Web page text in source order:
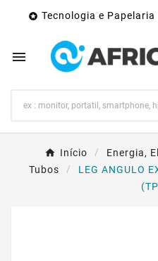
 Tecnologia e

Início Energia,
Tubos
LEG ANGULO